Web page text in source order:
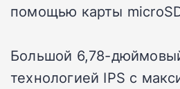
помощью карты
Большой 6,78-
технологией IPS с